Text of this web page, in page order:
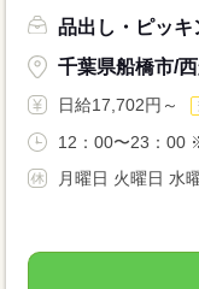
品出し・ピッキ
千葉県船橋市/
日給17,702円～
12：00〜23：00
月曜日 火曜日 水